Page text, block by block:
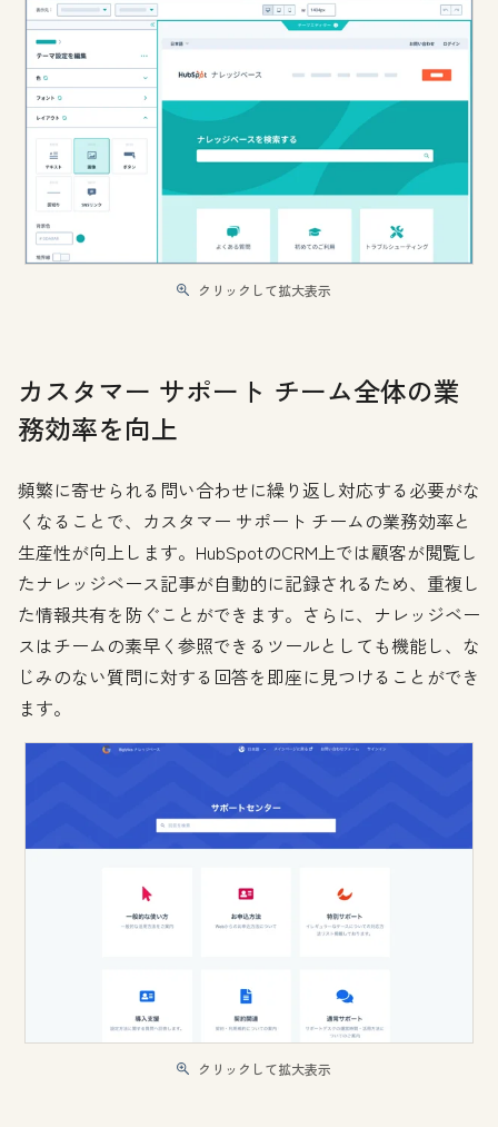
クリックして拡大表示
カスタマー サポート チーム全体の業
務効率を向上
頻繁に寄せられる問い合わせに繰り返し対応する必要がな
くなることで、カスタマー サポート チームの業務効率と
生産性が向上します。HubSpotのCRM上では顧客が閲覧し
たナレッジベース記事が自動的に記録されるため、重複し
た情報共有を防ぐことができます。さらに、ナレッジベー
スはチームの素早く参照できるツールとしても機能し、な
じみのない質問に対する回答を即座に見つけることができ
ます。
クリックして拡大表示